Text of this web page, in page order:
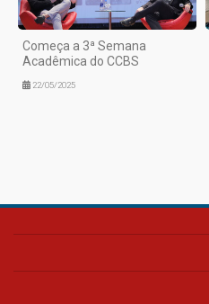
Começa a 3ª Semana
Acadêmica do CCBS
22/05/2025